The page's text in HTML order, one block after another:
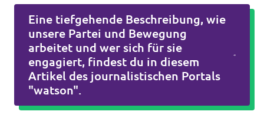
Eine tiefgehende Beschreibung, wie
unsere Partei und Bewegung
arbeitet und wer sich für sie
engagiert, findest du in diesem
Artikel des journalistischen Portals
"watson".